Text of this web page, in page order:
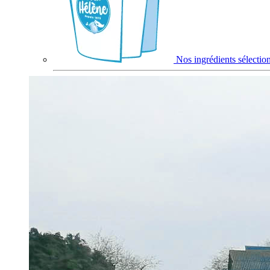
Nos ingrédients